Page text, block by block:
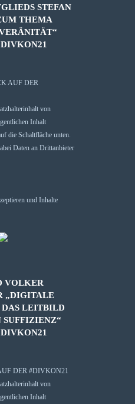
STEFAN
THEMA
AUF DER
von
Inhalt
die Schaltfläche unten.
Daten an Drittanbieter
und Inhalte
VOLKER
„DIGITALE
LEITBILD
DER #DIVKON21
von
Inhalt